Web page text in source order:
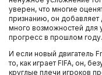
уверен, что многие
признанию, он добавляет
много возможностей для
прогресс в прошлом году.
И если новый двигатель
то, как играет FIFA, он,
круглые плечи игроков